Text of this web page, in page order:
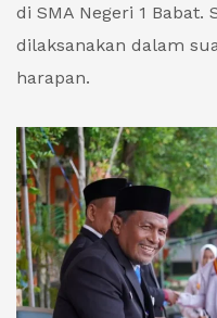
di SMA Negeri 1
dilaksanakan dalam
harapan.